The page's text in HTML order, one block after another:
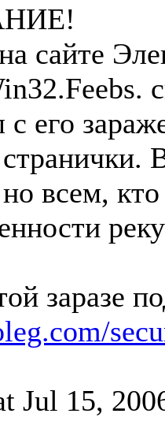
сайте
его
всем,
заразе
Jul 15,